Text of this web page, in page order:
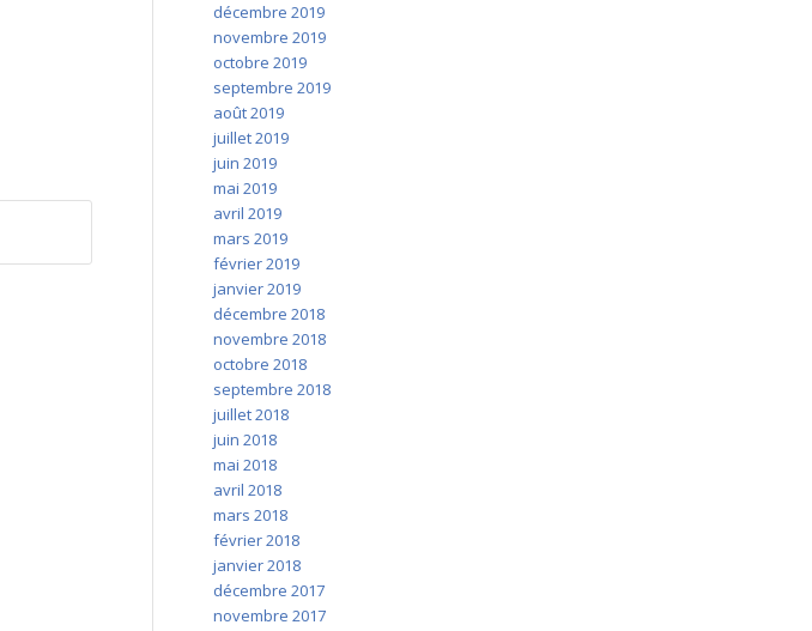
décembre 2019
novembre 2019
octobre 2019
septembre 2019
août 2019
juillet 2019
juin 2019
mai 2019
avril 2019
mars 2019
février 2019
janvier 2019
décembre 2018
novembre 2018
octobre 2018
septembre 2018
juillet 2018
juin 2018
mai 2018
avril 2018
mars 2018
février 2018
janvier 2018
décembre 2017
novembre 2017